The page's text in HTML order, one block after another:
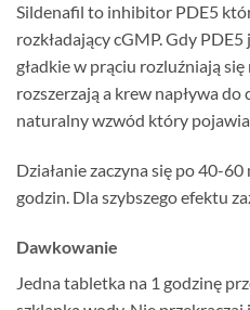
Sildenafil to inhibitor PDE5
rozkładający cGMP. Gdy
gładkie w prąciu rozluźniają
rozszerzają a krew napływa do
naturalny wzwód który
Działanie zaczyna się po 40-
godzin. Dla szybszego efektu
Dawkowanie
Jedna tabletka na 1 godzinę